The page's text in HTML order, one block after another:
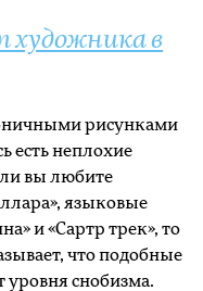
художника в
рисунками
есть неплохие
вы любите
языковые
и «Сартр трек», то
что подобные
уровня снобизма.